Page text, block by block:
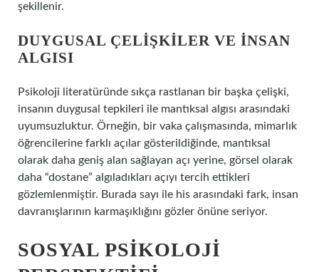
şekillenir.
DUYGUSAL ÇELIŞKILER VE İNSAN
ALGISI
Psikoloji literatüründe sıkça rastlanan bir başka çelişki,
insanın duygusal tepkileri ile mantıksal algısı arasındaki
uyumsuzluktur. Örneğin, bir vaka çalışmasında, mimarlık
öğrencilerine farklı açılar gösterildiğinde, mantıksal
olarak daha geniş alan sağlayan açı yerine, görsel olarak
daha “dostane” algıladıkları açıyı tercih ettikleri
gözlemlenmiştir. Burada sayı ile his arasındaki fark, insan
davranışlarının karmaşıklığını gözler önüne seriyor.
SOSYAL PSIKOLOJI